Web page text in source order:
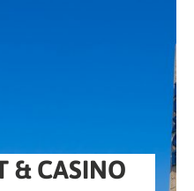
& CASINO